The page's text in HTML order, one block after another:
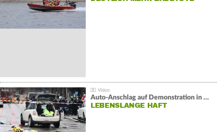
Auto-Anschlag auf Demonstration in München:
LEBENSLANGE HAFT